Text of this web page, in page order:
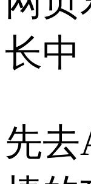
长中
先去